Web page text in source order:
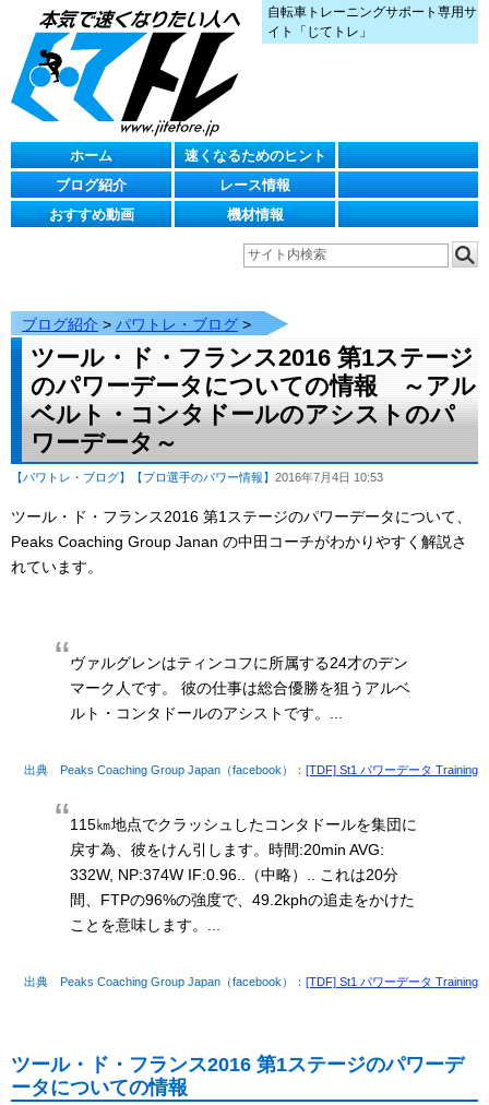
自転車トレーニングサポート専用サ
イト「じてトレ」
ホーム
速くなるためのヒント
ブログ紹介
レース情報
おすすめ動画
機材情報
ブログ紹介 > パワトレ・ブログ>
ツール・ド・フランス2016 第1ステージ
のパワーデータについての情報 ～アル
ベルト・コンタドールのアシストのパ
ワーデータ～
【パワトレ・ブログ】 【プロ選手のパワー情報】 2016年7月4日 10:53
ツール・ド・フランス2016 第1ステージのパワーデータについて、
Peaks Coaching Group Janan の中田コーチがわかりやすく解説さ
れています。
ヴァルグレンはティンコフに所属する24才のデン
マーク人です。 彼の仕事は総合優勝を狙うアルベ
ルト・コンタドールのアシストです。...
出典 Peaks Coaching Group Japan（facebook）： [TDF] St1 パワーデータ Training
115㎞地点でクラッシュしたコンタドールを集団に
戻す為、彼をけん引します。時間:20min AVG:
332W, NP:374W IF:0.96..（中略）.. これは20分
間、FTPの96%の強度で、49.2kphの追走をかけた
ことを意味します。...
出典 Peaks Coaching Group Japan（facebook）： [TDF] St1 パワーデータ Training
ツール・ド・フランス2016 第1ステージのパワーデ
ータについての情報